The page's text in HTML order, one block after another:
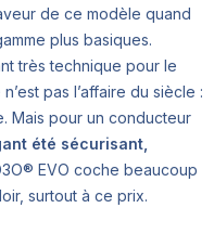
de ce modèle quand
plus basiques.
très technique pour le
pas l’affaire du siècle :
Mais pour un conducteur
été sécurisant,
EVO coche beaucoup
surtout à ce prix.